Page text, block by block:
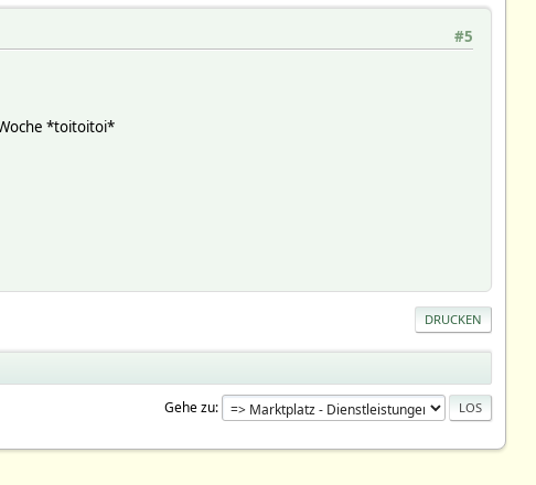
#5
*toitoitoi*
DRUCKEN
Gehe zu